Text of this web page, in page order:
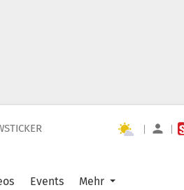
| |
Events Mehr